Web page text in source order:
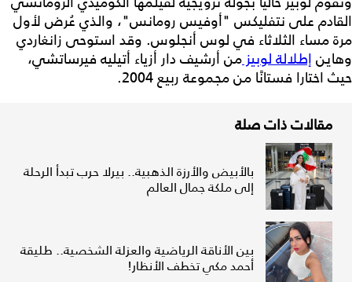
القادم على نتفليكس "أوفيس رومانس"، والذي عُرض لأول
مرة مساء الثلاثاء في لوس أنجلوس. وقد استوحى زانغاردي
وهاين إطلالة لوبيزمن أرشيف دار أزياء أتيليه فيرساتشي،
حيث اختارا فستانًا من مجموعة ربيع 2004.
مقالات ذات صلة
بالأبيض والأرزة الذهبية.. بيرلا حرب تبدأ الرحلة
إلى ملكة جمال العالم
بين الأناقة الرياضية والعزلة الشخصية.. طليقة
أحمد مكي تخطف الأنظار!